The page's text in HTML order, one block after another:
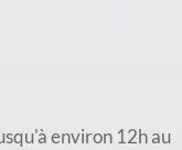
environ 12h au